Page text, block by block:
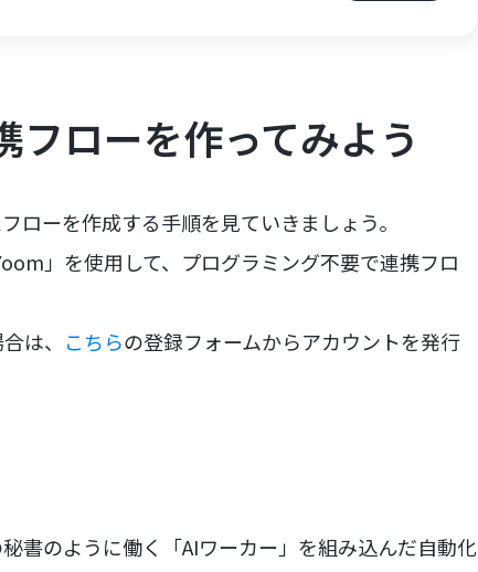
ローを作ってみよう
ーを作成する手順を見ていきましょう。
」を使用して、プログラミング不要で連携フロ
は、
こちらの登録フォームからアカウントを発行
書のように働く「AIワーカー」を組み込んだ自動化